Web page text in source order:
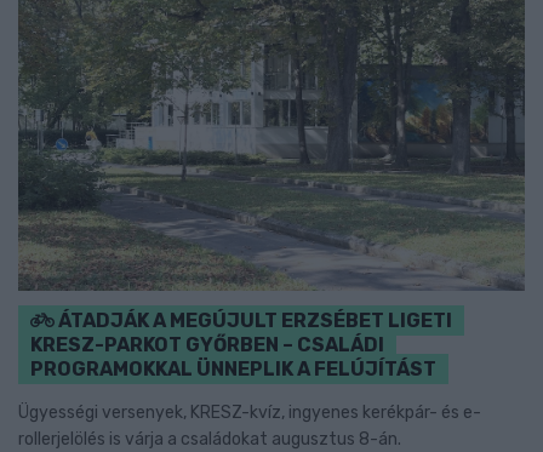
ÁTADJÁK A MEGÚJULT ERZSÉBET LIGETI
KRESZ-PARKOT GYŐRBEN – CSALÁDI
PROGRAMOKKAL ÜNNEPLIK A FELÚJÍTÁST
Ügyességi versenyek, KRESZ-kvíz, ingyenes kerékpár- és e-
rollerjelölés is várja a családokat augusztus 8-án.